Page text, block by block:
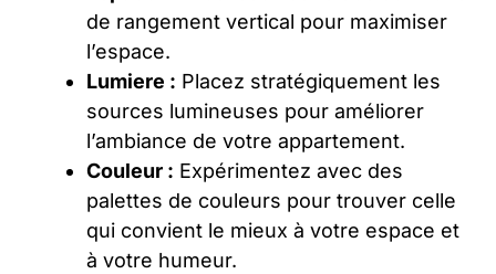
de rangement vertical pour maximiser
l’espace.
Lumiere : Placez stratégiquement les
sources lumineuses pour améliorer
l’ambiance de votre appartement.
Couleur : Expérimentez avec des
palettes de couleurs pour trouver celle
qui convient le mieux à votre espace et
à votre humeur.